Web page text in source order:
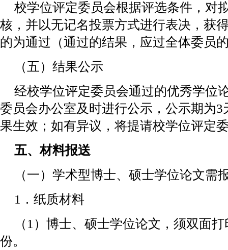
校学位评定委员会根据评选条件，对
核，并以无记名投票方式进行表决，获
的为通过（通过的结果，应过全体委员
（五）结果公示
经校学位评定委员会通过的优秀学位
委员会办公室及时进行公示，公示期为
果生效；如有异议，将提请校学位评定
五、材料报送
（一）学术型博士、硕士学位论文需
1．纸质材料
（1）博士、硕士学位论文，须双面
份。